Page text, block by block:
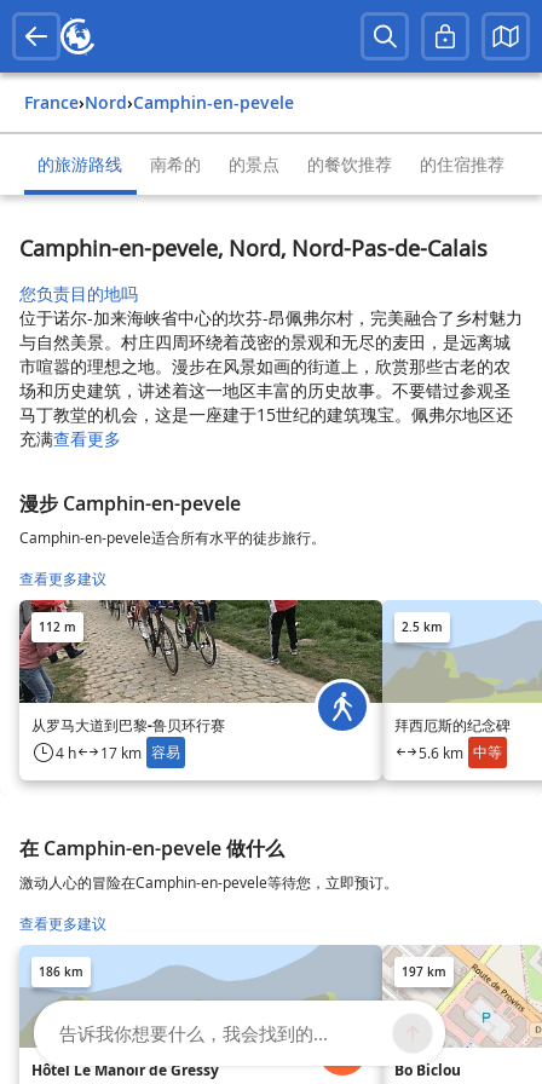
France› Nord› Camphin-en-pevele
的旅游路线 南希的 的景点 的餐饮推荐 的住宿推荐
Camphin-en-pevele, Nord, Nord-Pas-de-Calais
您负责目的地吗
位于诺尔-加来海峡省中心的坎芬-昂佩弗尔村，完美融合了乡村魅力
与自然美景。村庄四周环绕着茂密的景观和无尽的麦田，是远离城
市喧嚣的理想之地。漫步在风景如画的街道上，欣赏那些古老的农
场和历史建筑，讲述着这一地区丰富的历史故事。不要错过参观圣
马丁教堂的机会，这是一座建于15世纪的建筑瑰宝。佩弗尔地区还
充满查看更多
漫步 Camphin-en-pevele
Camphin-en-pevele适合所有水平的徒步旅行。
查看更多建议
112 m
从罗马大道到巴黎-鲁贝环行赛
4 h 17 km 容易
2.5 km
拜西厄斯的纪念碑
5.6 km 中等
在 Camphin-en-pevele 做什么
激动人心的冒险在Camphin-en-pevele等待您，立即预订。
查看更多建议
186 km
Hôtel Le Manoir de Gressy
197 km
Bo Biclou
告诉我你想要什么，我会找到的...